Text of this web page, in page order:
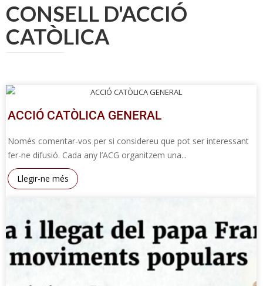
CONSELL D'ACCIÓ
CATÒLICA
ACCIÓ CATÒLICA GENERAL
Només comentar-vos per si considereu que pot ser interessant
fer-ne difusió. Cada any l’ACG organitzem una...
Llegir-ne més